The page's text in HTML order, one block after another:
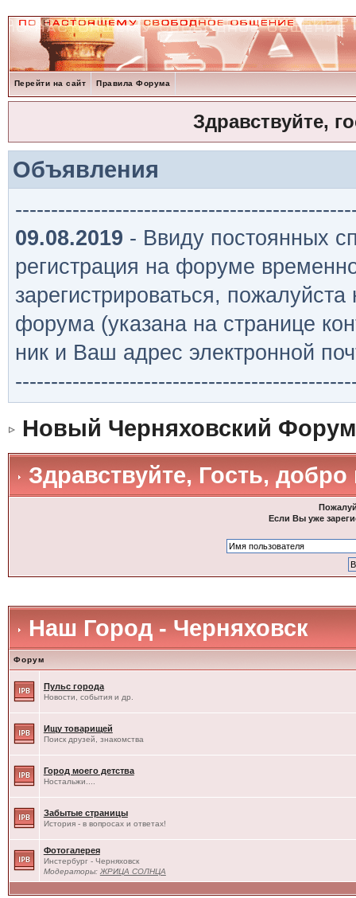
Перейти на сайт Правила Форума
Здравствуйте,
Объявления
09.08.2019 - Ввиду постоянных
регистрация на форуме
зарегистрироваться,
форума (указана на странице
ник и Ваш адрес электронной
Новый Черняховский Форум
Здравствуйте, Гость,
Если Вы уже
Наш Город - Черняховск
Форум
Пульс города
Новости, события и др.
Ищу товарищей
Поиск друзей, знакомства
Город моего детства
Ностальжи....
Забытые страницы
История - в вопросах и ответах!
Фотогалерея
Инстербург - Черняховск
Модераторы: ЖРИЦА СОЛНЦА